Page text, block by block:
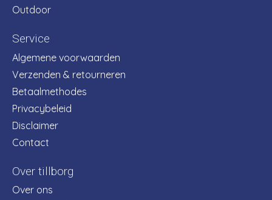
Outdoor
Service
Algemene voorwaarden
Verzenden & retourneren
Betaalmethodes
Privacybeleid
Disclaimer
Contact
Over tillborg
Over ons